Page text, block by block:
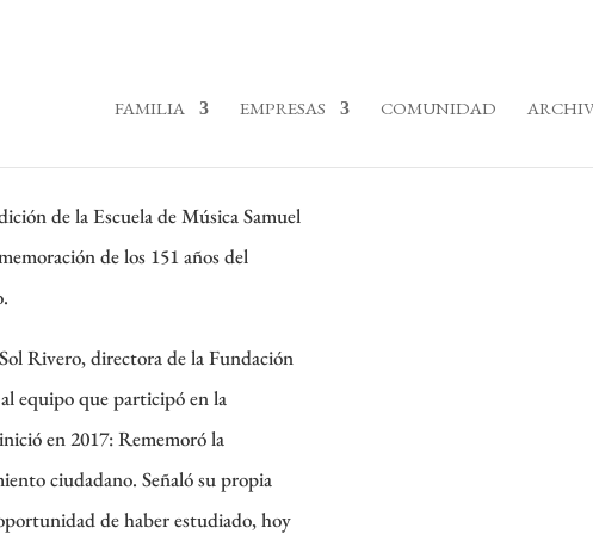
FAMILIA EMPRESAS COMUNIDAD
de la Escuela de Música Samuel
de los 151 años del
Rivero, directora de la Fundación
equipo que participó en la
en 2017: Rememoró la
ciudadano. Señaló su propia
de haber estudiado, hoy